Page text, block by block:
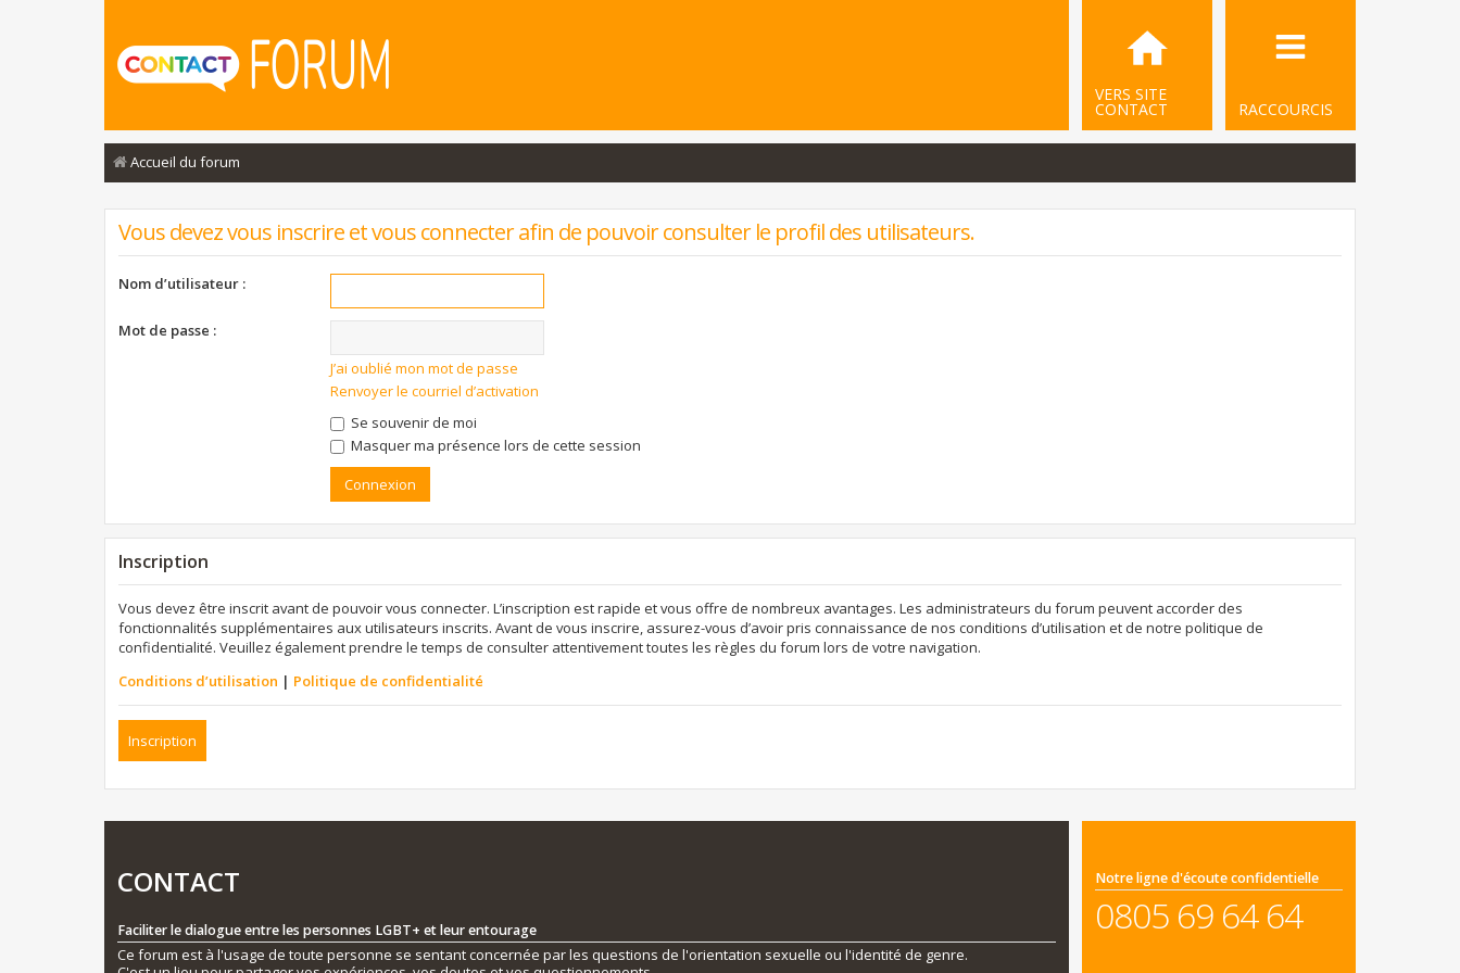
RACCOURCIS
VERS SITE
CONTACT
Accueil du forum
Vous devez vous inscrire et vous connecter afin de pouvoir consulter le profil des utilisateurs.
Nom d’utilisateur :
Mot de passe :
J’ai oublié mon mot de passe
Renvoyer le courriel d’activation
Se souvenir de moi
Masquer ma présence lors de cette session
Inscription
Vous devez être inscrit avant de pouvoir vous connecter. L’inscription est rapide et vous offre de nombreux avantages. Les administrateurs du forum peuvent accorder des
fonctionnalités supplémentaires aux utilisateurs inscrits. Avant de vous inscrire, assurez-vous d’avoir pris connaissance de nos conditions d’utilisation et de notre politique de
confidentialité. Veuillez également prendre le temps de consulter attentivement toutes les règles du forum lors de votre navigation.
Conditions d’utilisation | Politique de confidentialité
Inscription
CONTACT
Faciliter le dialogue entre les personnes LGBT+ et leur entourage
Ce forum est à l'usage de toute personne se sentant concernée par les questions de l'orientation sexuelle ou l'identité de genre.
Notre ligne d'écoute confidentielle
0805 69 64 64